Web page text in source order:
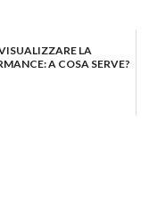
LA
A COSA SERVE?